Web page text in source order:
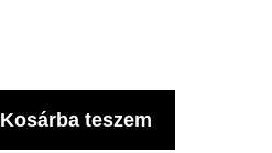
Kosárba teszem